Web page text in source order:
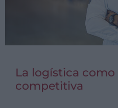
La logística como
competitiva